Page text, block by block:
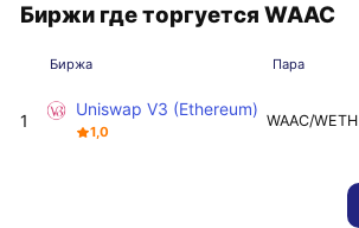
Биржи где торгуется WAAC
Биржа Пара
1
Uniswap V3 (Ethereum)
1,0
WAAC/WETH